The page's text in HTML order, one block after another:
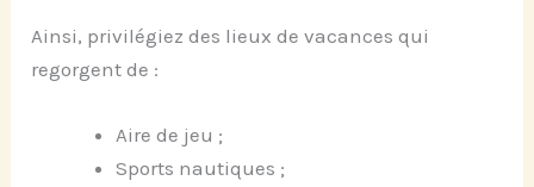
Ainsi, privilégiez des lieux de vacances qui
regorgent de :
Aire de jeu ;
Sports nautiques ;